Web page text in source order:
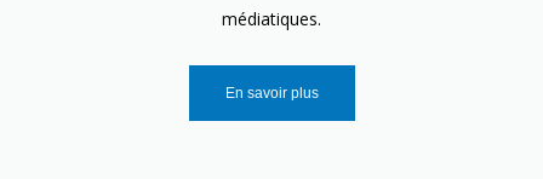
médiatiques.
En savoir plus